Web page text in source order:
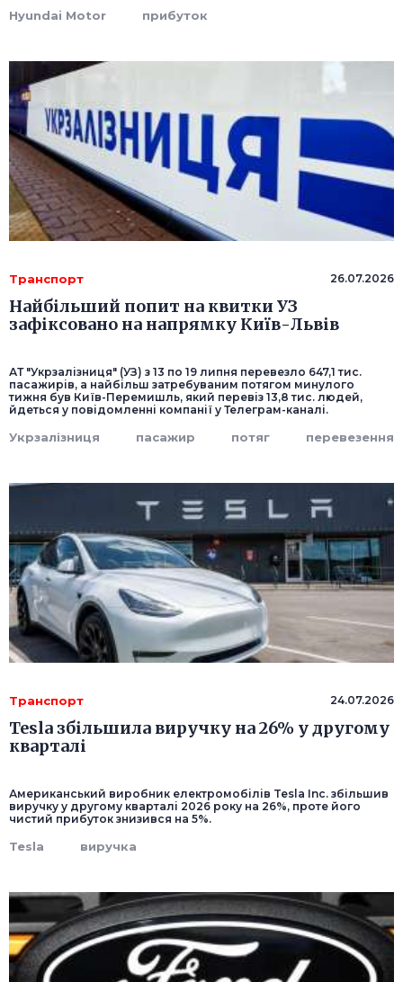
Hyundai Motor прибуток
Транспорт 26.07.2026
Найбільший попит на квитки УЗ
зафіксовано на напрямку Київ-Львів
АТ "Укрзалізниця" (УЗ) з 13 по 19 липня перевезло 647,1 тис.
пасажирів, а найбільш затребуваним потягом минулого
тижня був Київ-Перемишль, який перевіз 13,8 тис. людей,
йдеться у повідомленні компанії у Телеграм-каналі.
Укрзалізниця пасажир потяг перевезення
Транспорт 24.07.2026
Tesla збільшила виручку на 26% у другому
кварталі
Американський виробник електромобілів Tesla Inc. збільшив
виручку у другому кварталі 2026 року на 26%, проте його
чистий прибуток знизився на 5%.
Tesla виручка